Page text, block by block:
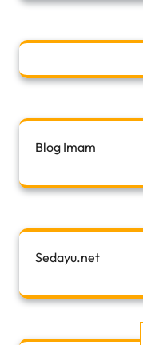
Blog Imam
Sedayu.net